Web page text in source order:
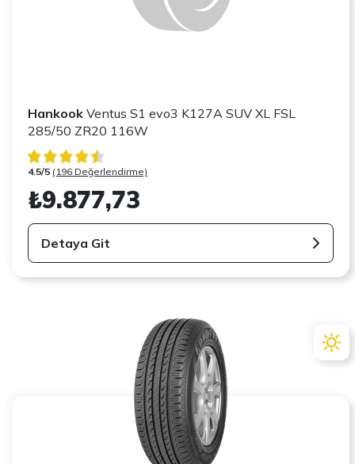
Hankook Ventus S1 evo3 K127A SUV XL FSL
285/50 ZR20 116W
4.5/5 (196 Değerlendirme)
₺9.877,73
Detaya Git